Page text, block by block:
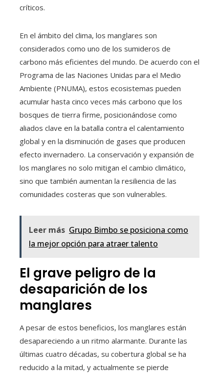
críticos.
En el ámbito del clima, los manglares son
considerados como uno de los sumideros de
carbono más eficientes del mundo. De acuerdo con el
Programa de las Naciones Unidas para el Medio
Ambiente (PNUMA), estos ecosistemas pueden
acumular hasta cinco veces más carbono que los
bosques de tierra firme, posicionándose como
aliados clave en la batalla contra el calentamiento
global y en la disminución de gases que producen
efecto invernadero. La conservación y expansión de
los manglares no solo mitigan el cambio climático,
sino que también aumentan la resiliencia de las
comunidades costeras que son vulnerables.
Leer más Grupo Bimbo se posiciona como
la mejor opción para atraer talento
El grave peligro de la
desaparición de los
manglares
A pesar de estos beneficios, los manglares están
desapareciendo a un ritmo alarmante. Durante las
últimas cuatro décadas, su cobertura global se ha
reducido a la mitad, y actualmente se pierde